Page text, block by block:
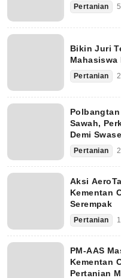
Pertanian
Bikin Juri
Mahasiswa
Pertanian
Sawah,
Demi
Pertanian
Aksi
Kementan
Serempak
Pertanian
PM-AAS
Kementan
Pertanian